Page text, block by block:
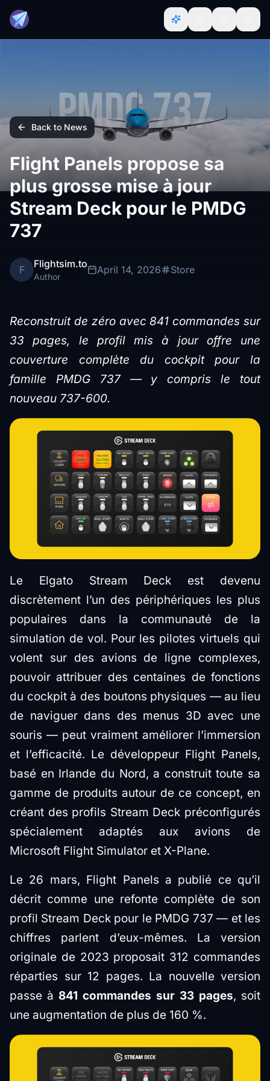
Back to News
Flight Panels propose sa
plus grosse mise à jour
Stream Deck pour le PMDG
737
F Flightsim.to
Author
April 14, 2026 Store
Reconstruit de zéro avec 841 commandes sur
33 pages, le profil mis à jour offre une
couverture complète du cockpit pour la
famille PMDG 737 — y compris le tout
nouveau 737-600.
Le Elgato Stream Deck est devenu
discrètement l’un des périphériques les plus
populaires dans la communauté de la
simulation de vol. Pour les pilotes virtuels qui
volent sur des avions de ligne complexes,
pouvoir attribuer des centaines de fonctions
du cockpit à des boutons physiques — au lieu
de naviguer dans des menus 3D avec une
souris — peut vraiment améliorer l’immersion
et l’efficacité. Le développeur Flight Panels,
basé en Irlande du Nord, a construit toute sa
gamme de produits autour de ce concept, en
créant des profils Stream Deck préconfigurés
spécialement adaptés aux avions de
Microsoft Flight Simulator et X-Plane.
Le 26 mars, Flight Panels a publié ce qu’il
décrit comme une refonte complète de son
profil Stream Deck pour le PMDG 737 — et les
chiffres parlent d’eux-mêmes. La version
originale de 2023 proposait 312 commandes
réparties sur 12 pages. La nouvelle version
passe à 841 commandes sur 33 pages, soit
une augmentation de plus de 160 %.